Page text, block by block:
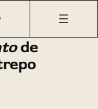
Textos sueltos/
(1941)
de